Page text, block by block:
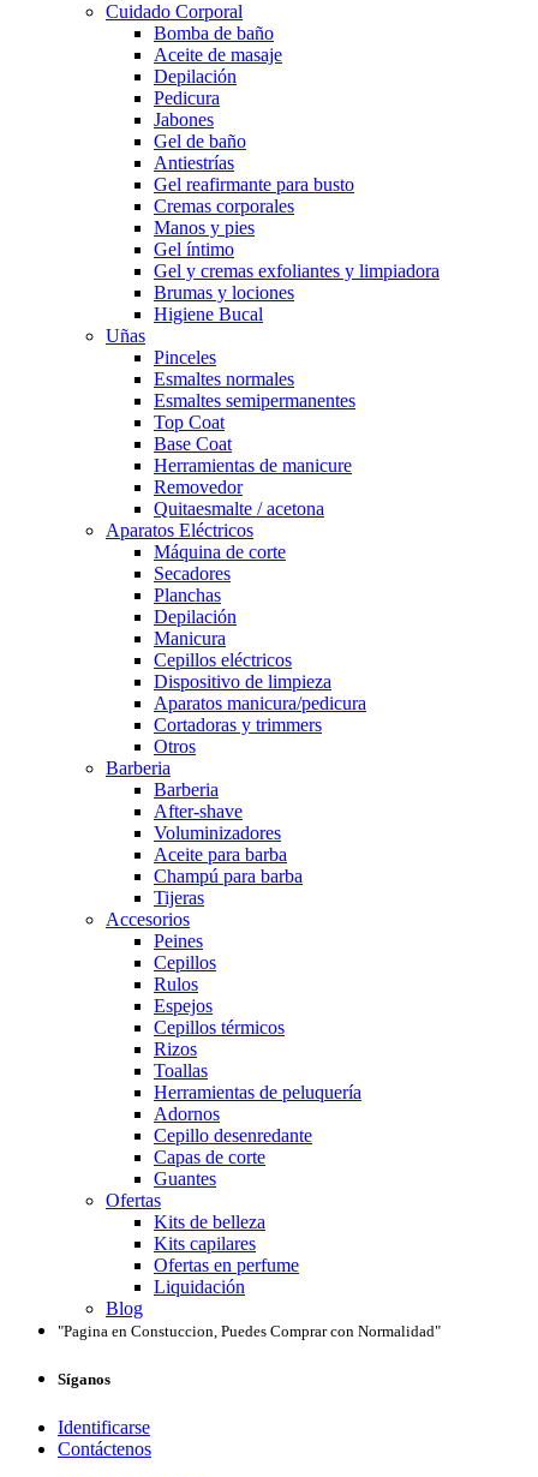
Cuidado Corporal
Bomba de baño
Aceite de masaje
Depilación
Pedicura
Jabones
Gel de baño
Antiestrías
Gel reafirmante para busto
Cremas corporales
Manos y pies
Gel íntimo
Gel y cremas exfoliantes y limpiadora
Brumas y lociones
Higiene Bucal
Uñas
Pinceles
Esmaltes normales
Esmaltes semipermanentes
Top Coat
Base Coat
Herramientas de manicure
Removedor
Quitaesmalte / acetona
Aparatos Eléctricos
Máquina de corte
Secadores
Planchas
Depilación
Manicura
Cepillos eléctricos
Dispositivo de limpieza
Aparatos manicura/pedicura
Cortadoras y trimmers
Otros
Barberia
Barberia
After-shave
Voluminizadores
Aceite para barba
Champú para barba
Tijeras
Accesorios
Peines
Cepillos
Rulos
Espejos
Cepillos térmicos
Rizos
Toallas
Herramientas de peluquería
Adornos
Cepillo desenredante
Capas de corte
Guantes
Ofertas
Kits de belleza
Kits capilares
Ofertas en perfume
Liquidación
Blog
"Pagina en Constuccion, Puedes Comprar con Normalidad"
Síganos
Identificarse
Contáctenos